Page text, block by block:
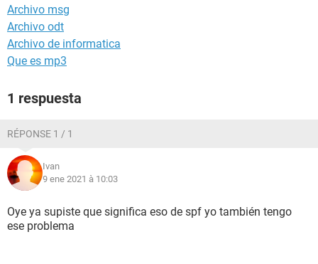
Archivo msg
Archivo odt
Archivo de informatica
Que es mp3
1 respuesta
RÉPONSE 1 / 1
Ivan
9 ene 2021 à 10:03
Oye ya supiste que significa eso de spf yo también tengo
ese problema